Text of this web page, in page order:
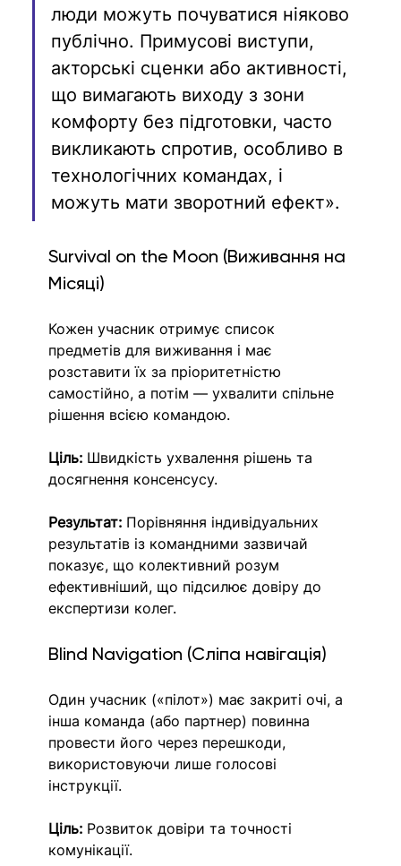
люди можуть почуватися ніяково
публічно. Примусові виступи,
акторські сценки або активності,
що вимагають виходу з зони
комфорту без підготовки, часто
викликають спротив, особливо в
технологічних командах, і
можуть мати зворотний ефект».
Survival on the Moon (Виживання на
Місяці)
Кожен учасник отримує список
предметів для виживання і має
розставити їх за пріоритетністю
самостійно, а потім — ухвалити спільне
рішення всією командою.
Ціль: Швидкість ухвалення рішень та
досягнення консенсусу.
Результат: Порівняння індивідуальних
результатів із командними зазвичай
показує, що колективний розум
ефективніший, що підсилює довіру до
експертизи колег.
Blind Navigation (Сліпа навігація)
Один учасник («пілот») має закриті очі, а
інша команда (або партнер) повинна
провести його через перешкоди,
використовуючи лише голосові
інструкції.
Ціль: Розвиток довіри та точності
комунікації.